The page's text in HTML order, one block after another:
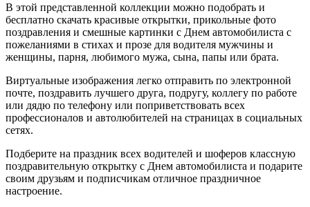
В этой представленной коллекции можно подобрать и
бесплатно скачать красивые открытки, прикольные фото
поздравления и смешные картинки с Днем автомобилиста с
пожеланиями в стихах и прозе для водителя мужчины и
женщины, парня, любимого мужа, сына, папы или брата.
Виртуальные изображения легко отправить по электронной
почте, поздравить лучшего друга, подругу, коллегу по работе
или дядю по телефону или поприветствовать всех
профессионалов и автолюбителей на страницах в социальных
сетях.
Подберите на праздник всех водителей и шоферов классную
поздравительную открытку с Днем автомобилиста и подарите
своим друзьям и подписчикам отличное праздничное
настроение.